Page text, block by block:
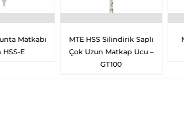
MTE HSS Silindirik Saplı
Çok Uzun Matkap Ucu –
MTE HSS
Saplı